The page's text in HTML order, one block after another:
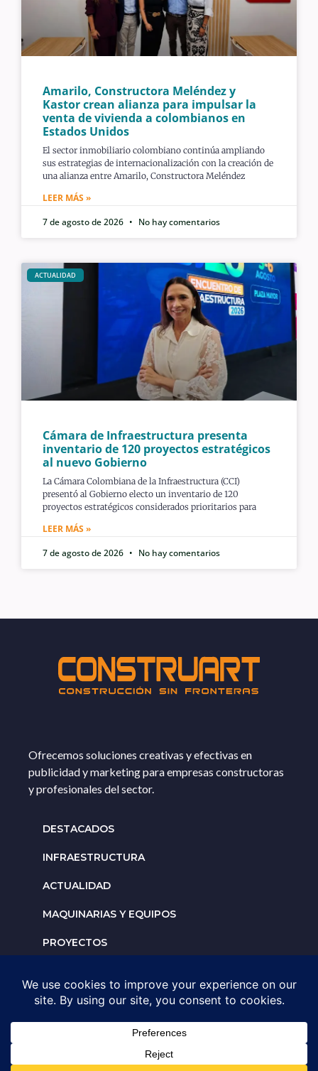
Amarilo, Constructora Meléndez y
Kastor crean alianza para impulsar la
venta de vivienda a colombianos en
Estados Unidos
El sector inmobiliario colombiano continúa ampliando
sus estrategias de internacionalización con la creación de
una alianza entre Amarilo, Constructora Meléndez
LEER MÁS »
7 de agosto de 2026
No hay comentarios
ACTUALIDAD
Cámara de Infraestructura presenta
inventario de 120 proyectos estratégicos
al nuevo Gobierno
La Cámara Colombiana de la Infraestructura (CCI)
presentó al Gobierno electo un inventario de 120
proyectos estratégicos considerados prioritarios para
LEER MÁS »
7 de agosto de 2026
No hay comentarios
Ofrecemos soluciones creativas y efectivas en
publicidad y marketing para empresas constructoras
y profesionales del sector.
DESTACADOS
INFRAESTRUCTURA
ACTUALIDAD
MAQUINARIAS Y EQUIPOS
PROYECTOS
Solicita un espacio para
tu negocio
AGENDA UNA ASESORÍA